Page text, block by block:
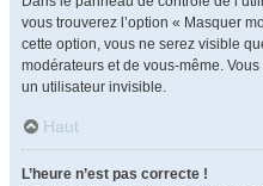
vous trouverez l’option « Masquer
cette option, vous ne serez visible
modérateurs et de vous-même.
un utilisateur invisible.
Haut
L’heure n’est pas correcte !